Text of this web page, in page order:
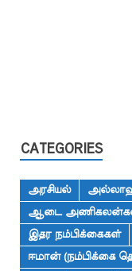
CATEGORIES
அரசியல்
ஆடை
இதர நம்பிக்கைகள்
ஈமான் (நம்பிக்கை